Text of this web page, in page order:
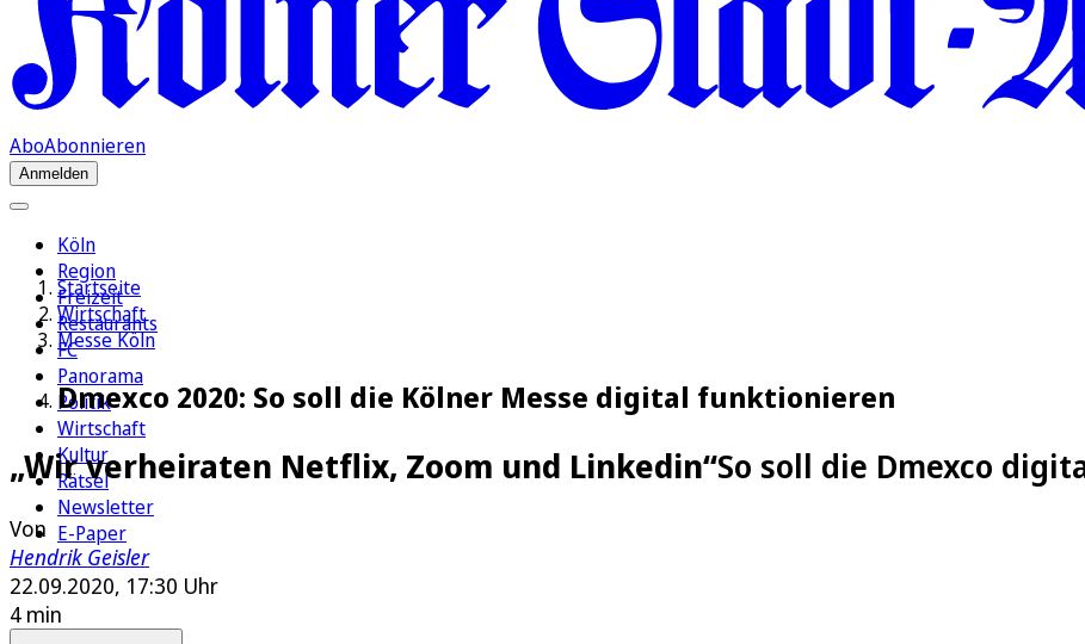
AboAbonnieren
Anmelden
Köln
Region
Freizeit
Restaurants
FC
Panorama
Politik
Wirtschaft
Kultur
Rätsel
Newsletter
E-Paper
Startseite
Wirtschaft
Messe Köln
Dmexco 2020: So soll die Kölner Messe digital funktionieren
„Wir verheiraten Netflix, Zoom und Linkedin“So soll die Dmexco
Von
Hendrik Geisler
22.09.2020, 17:30 Uhr
4 min